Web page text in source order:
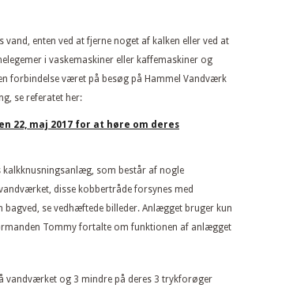
enten ved at fjerne noget af kalken eller ved at
i vaskemaskiner eller kaffemaskiner og
forbindelse været på besøg på Hammel Vandværk
se referatet her:
22, maj 2017 for at høre om deres
kalkknusningsanlæg, som består af nogle
disse kobbertråde forsynes med
se vedhæftede billeder. Anlægget bruger kun
Tommy fortalte om funktionen af anlægget
vandværket og 3 mindre på deres 3 trykforøger